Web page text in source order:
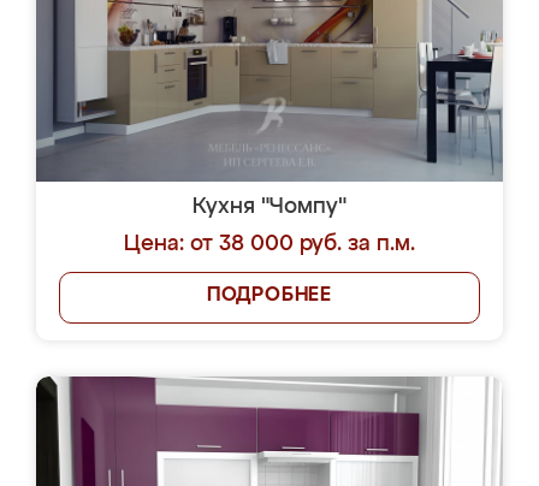
Кухня "Чомпу"
Цена: от 38 000 руб. за п.м.
ПОДРОБНЕЕ